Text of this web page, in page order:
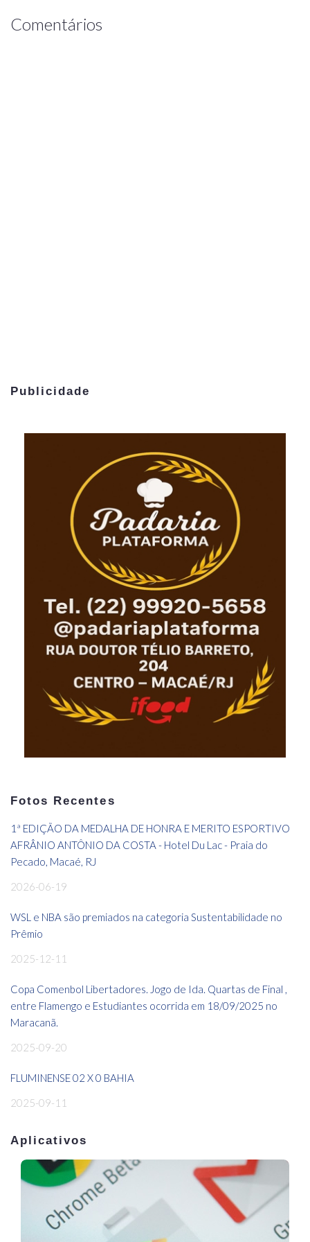
Comentários
Publicidade
Fotos Recentes
1ª EDIÇÃO DA MEDALHA DE HONRA E MERITO ESPORTIVO
AFRÂNIO ANTÔNIO DA COSTA - Hotel Du Lac - Praia do
Pecado, Macaé, RJ
2026-06-19
WSL e NBA são premiados na categoria Sustentabilidade no
Prêmio
2025-12-11
Copa Comenbol Libertadores. Jogo de Ida. Quartas de Final ,
entre Flamengo e Estudiantes ocorrida em 18/09/2025 no
Maracanã.
2025-09-20
FLUMINENSE 02 X 0 BAHIA
2025-09-11
Aplicativos